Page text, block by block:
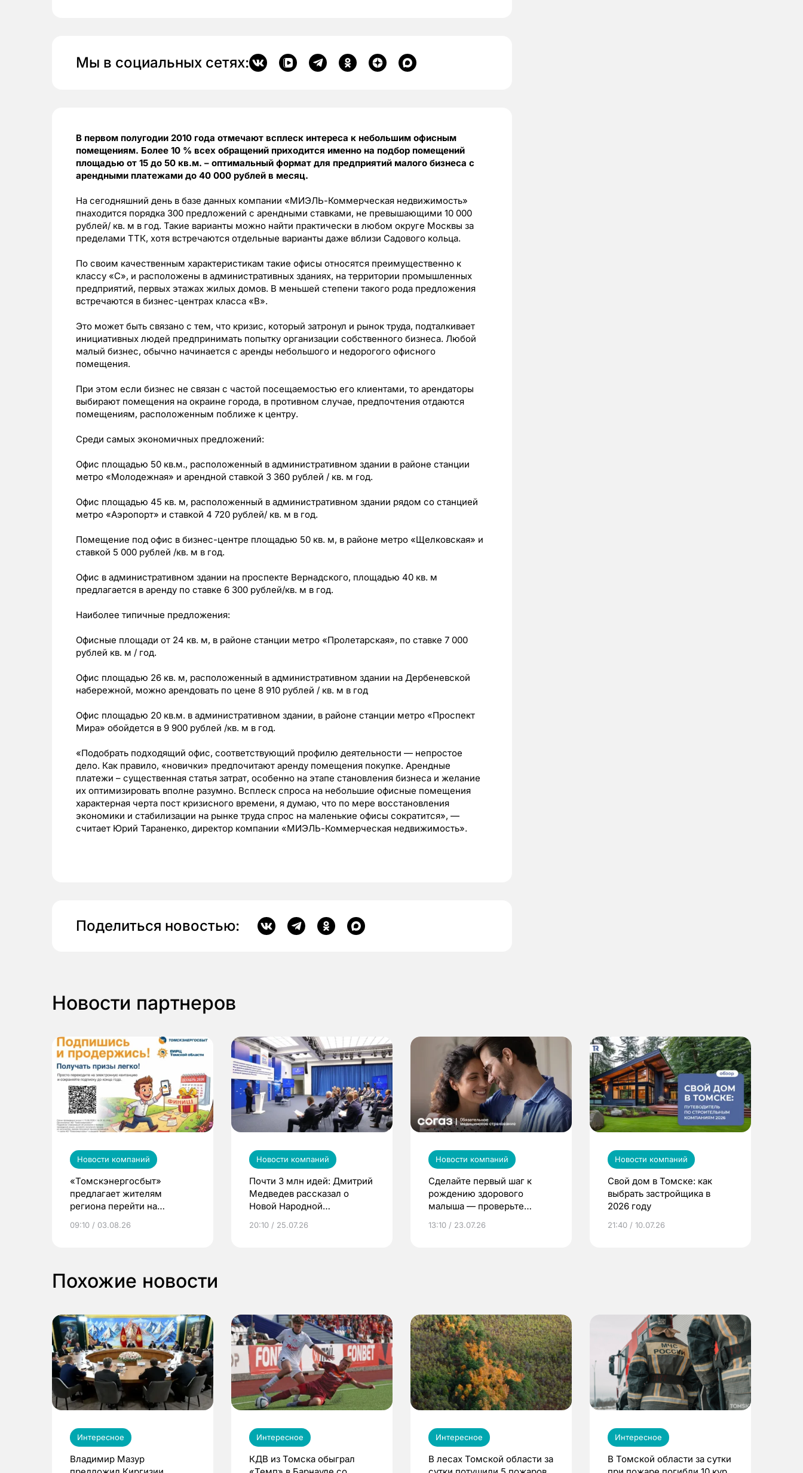
Мы в социальных сетях:
В первом полугодии 2010 года отмечают всплеск интереса к небольшим офисным
помещениям. Более 10 % всех обращений приходится именно на подбор помещений
площадью от 15 до 50 кв.м. – оптимальный формат для предприятий малого бизнеса с
арендными платежами до 40 000 рублей в месяц.
На сегодняшний день в базе данных компании «МИЭЛЬ-Коммерческая недвижимость»
пнаходится порядка 300 предложений с арендными ставками, не превышающими 10 000
рублей/ кв. м в год. Такие варианты можно найти практически в любом округе Москвы за
пределами ТТК, хотя встречаются отдельные варианты даже вблизи Садового кольца.
По своим качественным характеристикам такие офисы относятся преимущественно к
классу «С», и расположены в административных зданиях, на территории промышленных
предприятий, первых этажах жилых домов. В меньшей степени такого рода предложения
встречаются в бизнес-центрах класса «В».
Это может быть связано с тем, что кризис, который затронул и рынок труда, подталкивает
инициативных людей предпринимать попытку организации собственного бизнеса. Любой
малый бизнес, обычно начинается с аренды небольшого и недорогого офисного
помещения.
При этом если бизнес не связан с частой посещаемостью его клиентами, то арендаторы
выбирают помещения на окраине города, в противном случае, предпочтения отдаются
помещениям, расположенным поближе к центру.
Среди самых экономичных предложений:
Офис площадью 50 кв.м., расположенный в административном здании в районе станции
метро «Молодежная» и арендной ставкой 3 360 рублей / кв. м год.
Офис площадью 45 кв. м, расположенный в административном здании рядом со станцией
метро «Аэропорт» и ставкой 4 720 рублей/ кв. м в год.
Помещение под офис в бизнес-центре площадью 50 кв. м, в районе метро «Щелковская» и
ставкой 5 000 рублей /кв. м в год.
Офис в административном здании на проспекте Вернадского, площадью 40 кв. м
предлагается в аренду по ставке 6 300 рублей/кв. м в год.
Наиболее типичные предложения:
Офисные площади от 24 кв. м, в районе станции метро «Пролетарская», по ставке 7 000
рублей кв. м / год.
Офис площадью 26 кв. м, расположенный в административном здании на Дербеневской
набережной, можно арендовать по цене 8 910 рублей / кв. м в год
Офис площадью 20 кв.м. в административном здании, в районе станции метро «Проспект
Мира» обойдется в 9 900 рублей /кв. м в год.
«Подобрать подходящий офис, соответствующий профилю деятельности — непростое
дело. Как правило, «новички» предпочитают аренду помещения покупке. Арендные
платежи – существенная статья затрат, особенно на этапе становления бизнеса и желание
их оптимизировать вполне разумно. Всплеск спроса на небольшие офисные помещения
характерная черта пост кризисного времени, я думаю, что по мере восстановления
экономики и стабилизации на рынке труда спрос на маленькие офисы сократится», —
считает Юрий Тараненко, директор компании «МИЭЛЬ-Коммерческая недвижимость».
Поделиться новостью:
Новости партнеров
Новости компаний
«Томскэнергосбыт»
предлагает жителям
региона перейти на
выиграть призы
09:10 / 03.08.26
Новости компаний
Почти 3 млн идей: Дмитрий
Медведев рассказал о
Новой Народной
20:10 / 25.07.26
Новости компаний
Сделайте первый шаг к
рождению здорового
малыша — проверьте
по ОМС!
13:10 / 23.07.26
Новости компаний
Свой дом в Томске: как
выбрать застройщика в
2026 году
21:40 / 10.07.26
Похожие новости
Интересное
Владимир Мазур
Интересное
КДВ из Томска обыграл
Интересное
В лесах Томской области за
Интересное
В Томской области за сутки